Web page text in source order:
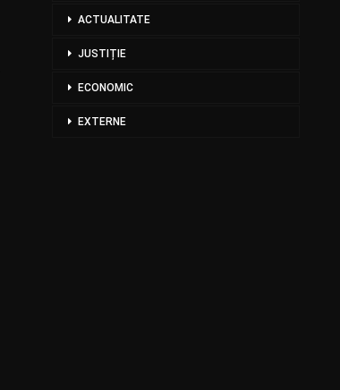
ACTUALITATE
JUSTIȚIE
ECONOMIC
EXTERNE